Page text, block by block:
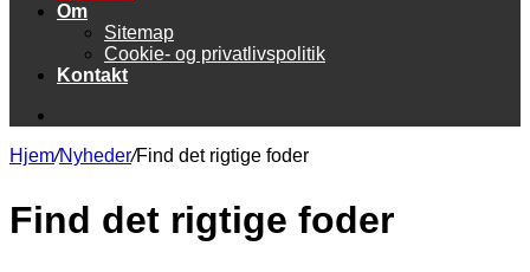
Om
Sitemap
Cookie- og privatlivspolitik
Kontakt
Hjem/Nyheder/Find det rigtige foder
Find det rigtige foder